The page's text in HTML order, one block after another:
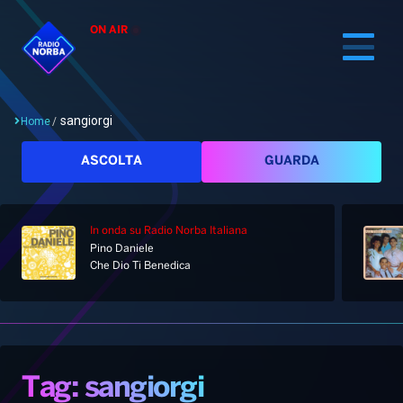
ON AIR
Home
Palinsesto
Notizie
Home/ sangiorgi
ASCOLTA GUARDA
In onda su Radio Norba Italiana
Pino Daniele
Che Dio Ti Benedica
Tag: sangiorgi